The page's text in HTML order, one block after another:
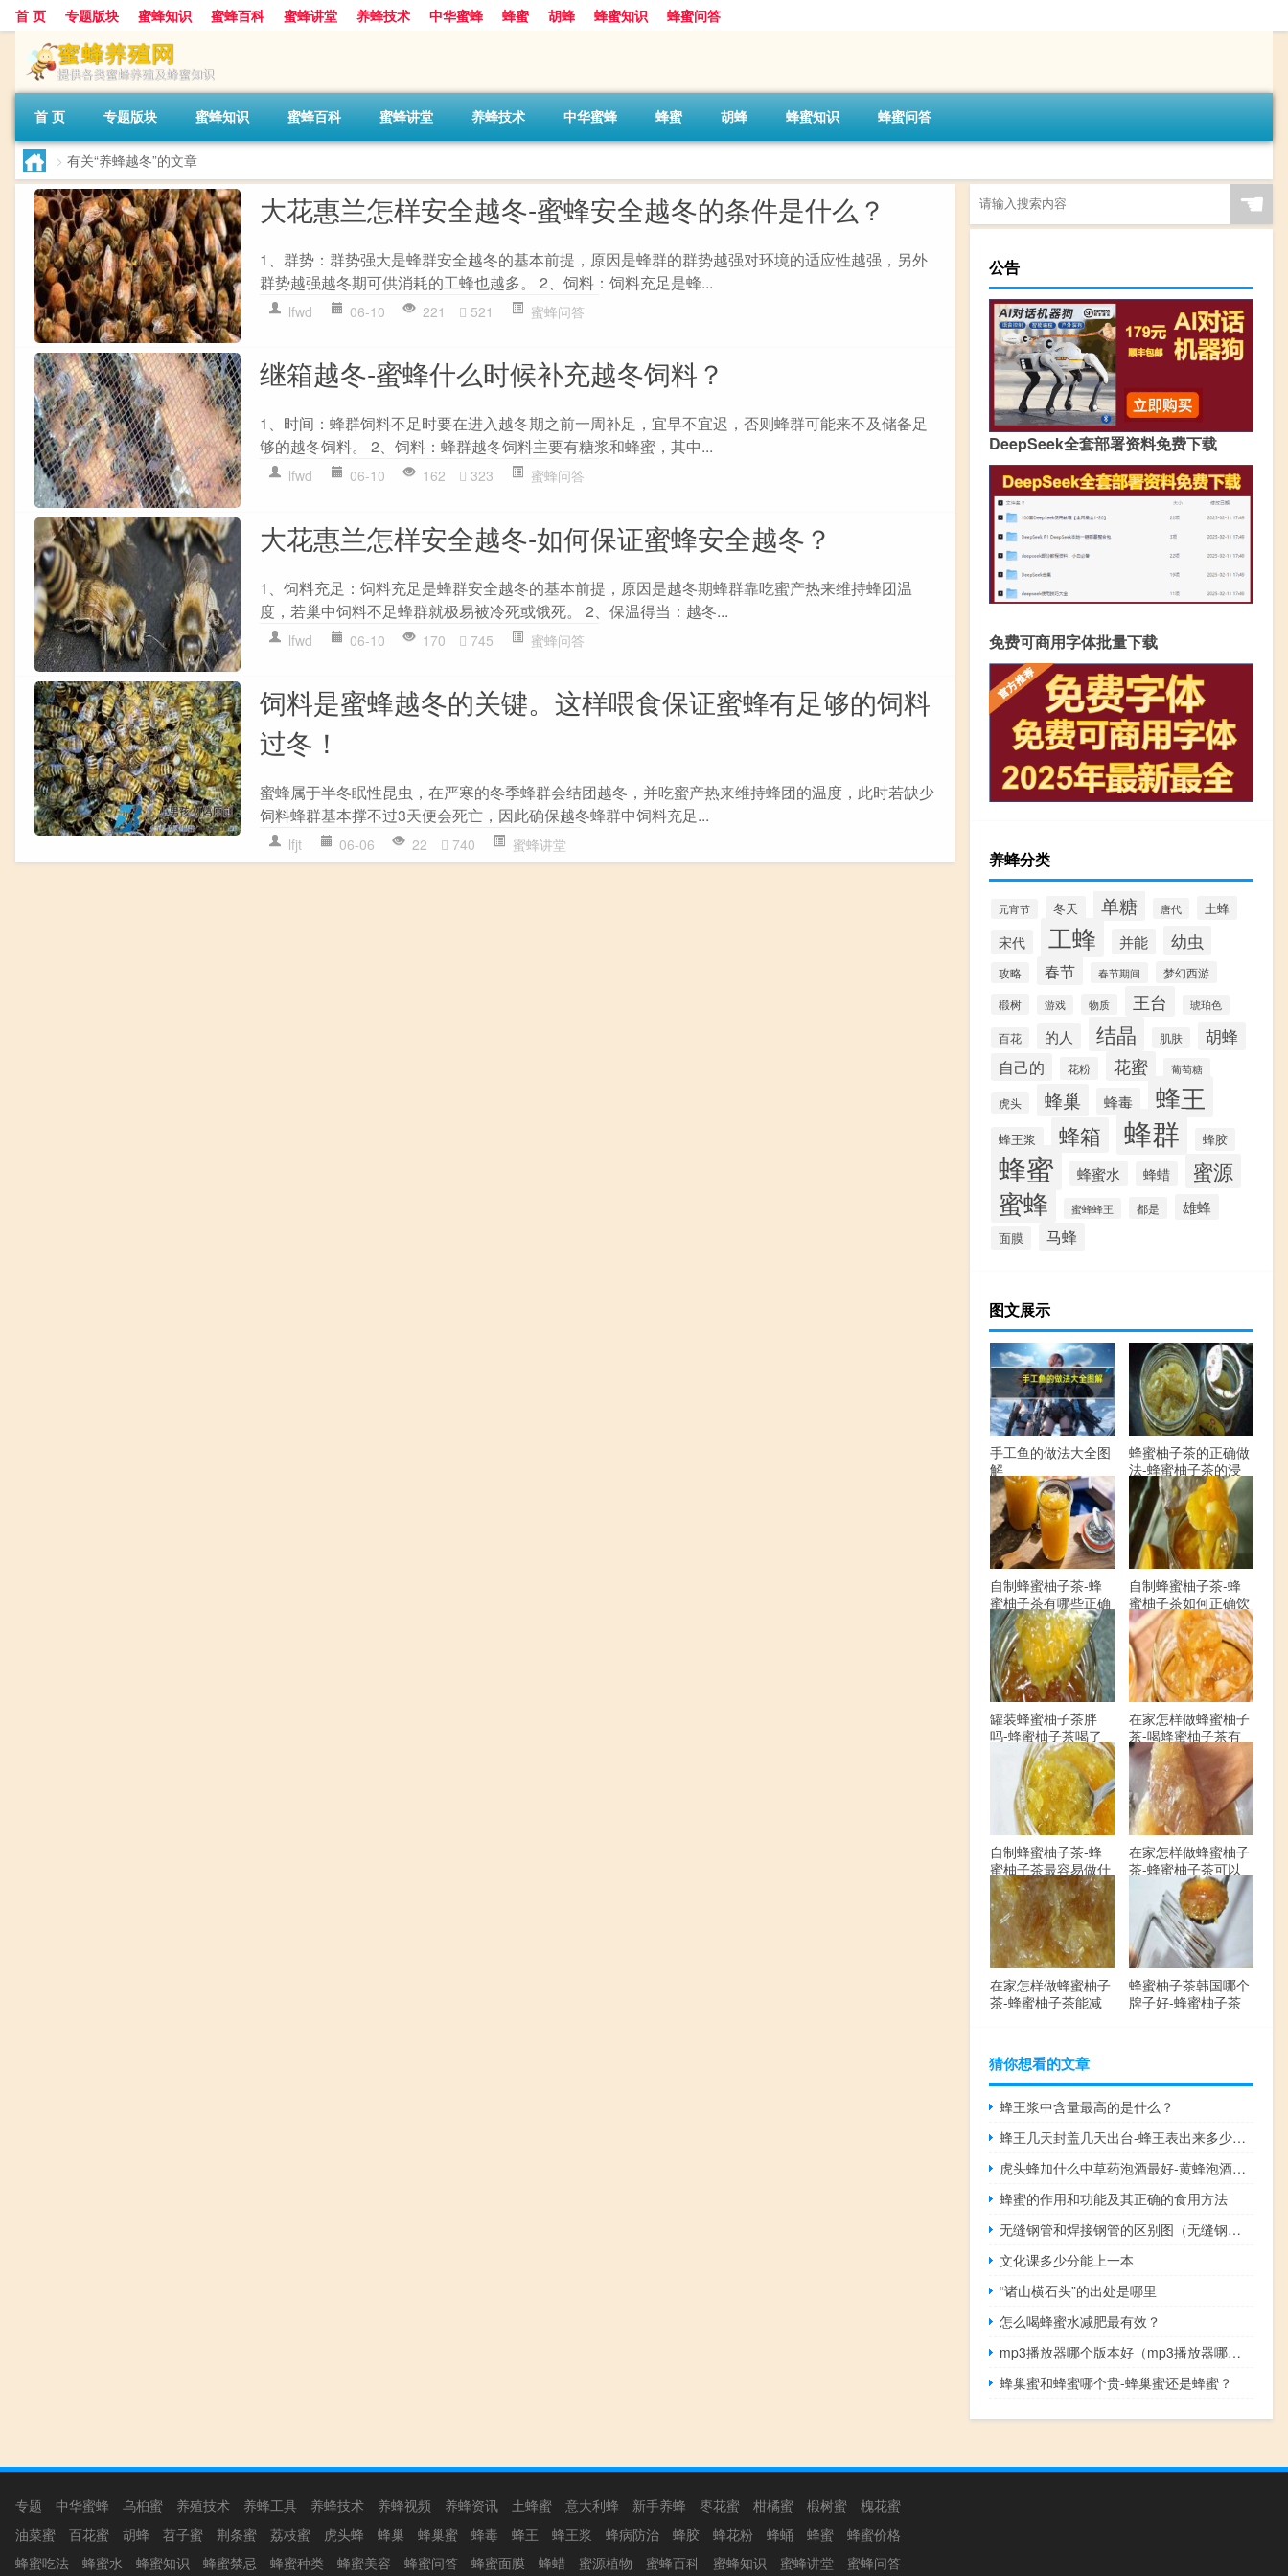
首 页 专题版块 蜜蜂知识 蜜蜂百科 蜜蜂讲堂 养蜂技术 中华蜜蜂 蜂蜜 胡蜂 蜂蜜知识 蜂蜜问答
首 页 专题版块 蜜蜂知识 蜜蜂百科 蜜蜂讲堂 养蜂技术 中华蜜蜂 蜂蜜 胡蜂 蜂蜜知识 蜂蜜问答
> 有关“养蜂越冬”的文章
大花惠兰怎样安全越冬-蜜蜂安全越冬的条件是什么？
1、群势：群势强大是蜂群安全越冬的基本前提，原因是蜂群的群势越强对环境的适应性越强，另外
群势越强越冬期可供消耗的工蜂也越多。 2、饲料：饲料充足是蜂...
lfwd 06-10 221 521 蜜蜂问答
继箱越冬-蜜蜂什么时候补充越冬饲料？
1、时间：蜂群饲料不足时要在进入越冬期之前一周补足，宜早不宜迟，否则蜂群可能来不及储备足
够的越冬饲料。 2、饲料：蜂群越冬饲料主要有糖浆和蜂蜜，其中...
lfwd 06-10 162 323 蜜蜂问答
大花惠兰怎样安全越冬-如何保证蜜蜂安全越冬？
1、饲料充足：饲料充足是蜂群安全越冬的基本前提，原因是越冬期蜂群靠吃蜜产热来维持蜂团温
度，若巢中饲料不足蜂群就极易被冷死或饿死。 2、保温得当：越冬...
lfwd 06-10 170 745 蜜蜂问答
饲料是蜜蜂越冬的关键。这样喂食保证蜜蜂有足够的饲料
过冬！
蜜蜂属于半冬眠性昆虫，在严寒的冬季蜂群会结团越冬，并吃蜜产热来维持蜂团的温度，此时若缺少
饲料蜂群基本撑不过3天便会死亡，因此确保越冬蜂群中饲料充足...
lfjt 06-06 22 740 蜜蜂讲堂
☚
公告
DeepSeek全套部署资料免费下载
免费可商用字体批量下载
养蜂分类
元宵节 冬天 单糖 唐代 土蜂
宋代 工蜂 并能 幼虫
攻略 春节 春节期间 梦幻西游
椴树 游戏 物质 王台 琥珀色
百花 的人 结晶 肌肤 胡蜂
自己的 花粉 花蜜 葡萄糖
虎头 蜂巢 蜂毒 蜂王
蜂王浆 蜂箱 蜂群 蜂胶
蜂蜜 蜂蜜水 蜂蜡 蜜源
蜜蜂 蜜蜂蜂王 都是 雄蜂
面膜 马蜂
图文展示
手工鱼的做法大全图
解
蜂蜜柚子茶的正确做
法-蜂蜜柚子茶的浸
泡方法有哪些？
自制蜂蜜柚子茶-蜂
蜜柚子茶有哪些正确
的做法？
自制蜂蜜柚子茶-蜂
蜜柚子茶如何正确饮
用？
罐装蜂蜜柚子茶胖
吗-蜂蜜柚子茶喝了
会发胖吗？
在家怎样做蜂蜜柚子
茶-喝蜂蜜柚子茶有
哪些禁忌？
自制蜂蜜柚子茶-蜂
蜜柚子茶最容易做什
么？
在家怎样做蜂蜜柚子
茶-蜂蜜柚子茶可以
解酒吗？
在家怎样做蜂蜜柚子
茶-蜂蜜柚子茶能减
蜂蜜柚子茶韩国哪个
牌子好-蜂蜜柚子茶
猜你想看的文章
蜂王浆中含量最高的是什么？
蜂王几天封盖几天出台-蜂王表出来多少天了？
虎头蜂加什么中草药泡酒最好-黄蜂泡酒有什么作用？
蜂蜜的作用和功能及其正确的食用方法
无缝钢管和焊接钢管的区别图（无缝钢管和焊接钢管的区别）
文化课多少分能上一本
“诸山横石头”的出处是哪里
怎么喝蜂蜜水减肥最有效？
mp3播放器哪个版本好（mp3播放器哪个牌子好）
蜂巢蜜和蜂蜜哪个贵-蜂巢蜜还是蜂蜜？
专题 中华蜜蜂 乌桕蜜 养殖技术 养蜂工具 养蜂技术 养蜂视频 养蜂资讯 土蜂蜜 意大利蜂 新手养蜂 枣花蜜 柑橘蜜 椴树蜜
槐花蜜
油菜蜜
百花蜜 胡蜂 苕子蜜 荆条蜜 荔枝蜜 虎头蜂 蜂巢 蜂巢蜜 蜂毒 蜂王 蜂王浆 蜂病防治 蜂胶 蜂花粉 蜂蛹 蜂蜜
蜂蜜价格
蜂蜜吃法
蜂蜜水 蜂蜜知识 蜂蜜禁忌 蜂蜜种类 蜂蜜美容 蜂蜜问答 蜂蜜面膜 蜂蜡 蜜源植物 蜜蜂百科 蜜蜂知识 蜜蜂讲堂 蜜蜂问答